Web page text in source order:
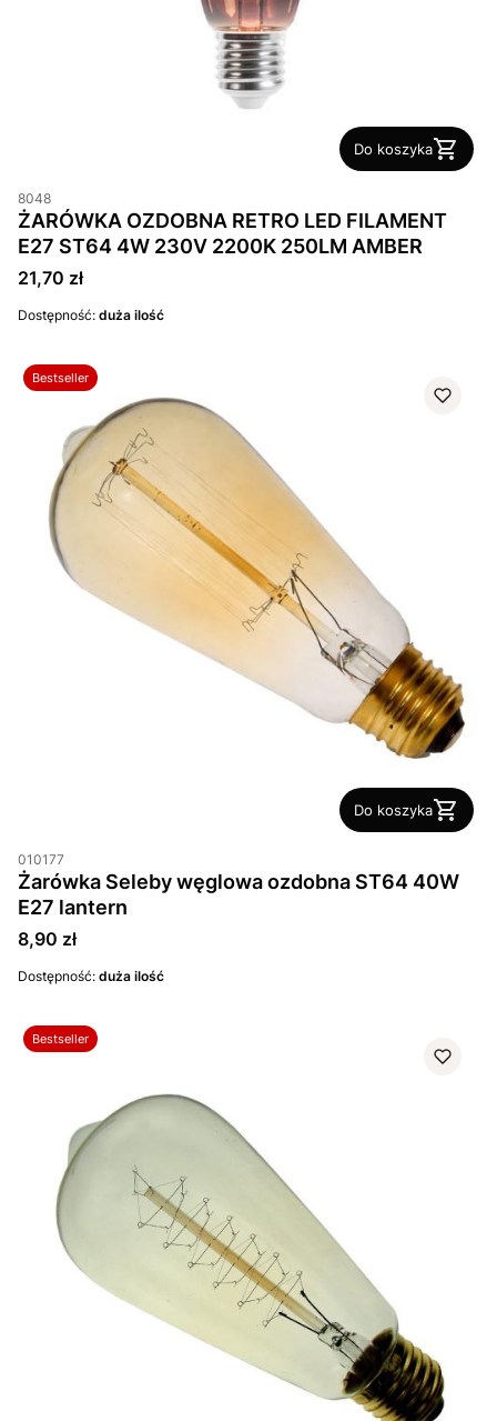
Do koszyka
8048
ŻARÓWKA OZDOBNA RETRO LED FILAMENT
E27 ST64 4W 230V 2200K 250LM AMBER
Cena
21,70 zł
Dostępność: duża ilość
Bestseller
Do koszyka
010177
Żarówka Seleby węglowa ozdobna ST64 40W
E27 lantern
Cena
8,90 zł
Dostępność: duża ilość
Bestseller